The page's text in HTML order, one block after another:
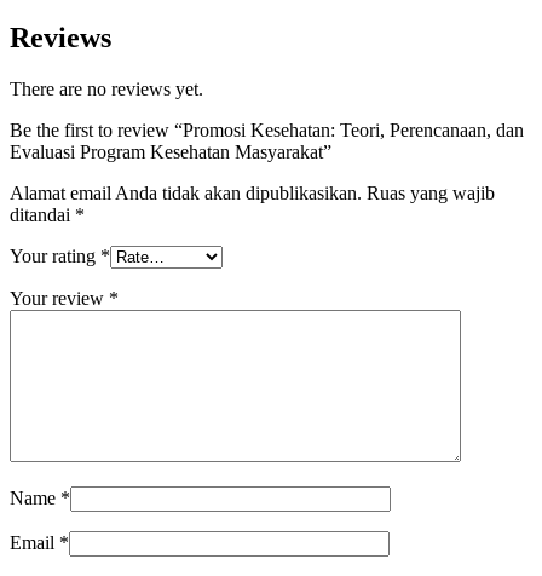
Reviews
There are no reviews yet.
Be the first to review “Promosi Kesehatan: Teori, Perencanaan, dan
Evaluasi Program Kesehatan Masyarakat”
Alamat email Anda tidak akan dipublikasikan. Ruas yang wajib
ditandai *
Your rating *
Your review *
Name *
Email *